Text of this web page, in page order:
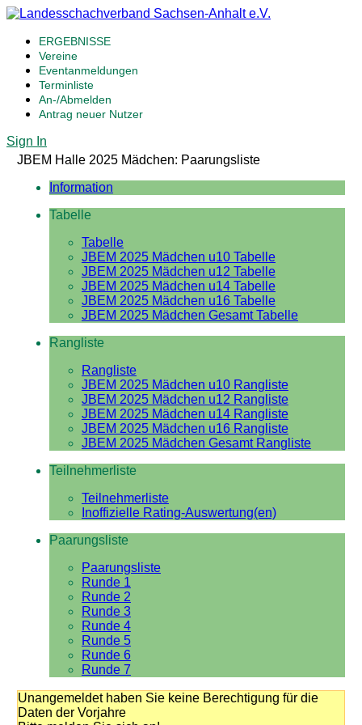
ERGEBNISSE
Vereine
Eventanmeldungen
Terminliste
An-/Abmelden
Antrag neuer Nutzer
Sign In
JBEM Halle 2025 Mädchen: Paarungsliste
Information
Tabelle
Tabelle
JBEM 2025 Mädchen u10 Tabelle
JBEM 2025 Mädchen u12 Tabelle
JBEM 2025 Mädchen u14 Tabelle
JBEM 2025 Mädchen u16 Tabelle
JBEM 2025 Mädchen Gesamt Tabelle
Rangliste
Rangliste
JBEM 2025 Mädchen u10 Rangliste
JBEM 2025 Mädchen u12 Rangliste
JBEM 2025 Mädchen u14 Rangliste
JBEM 2025 Mädchen u16 Rangliste
JBEM 2025 Mädchen Gesamt Rangliste
Teilnehmerliste
Teilnehmerliste
Inoffizielle Rating-Auswertung(en)
Paarungsliste
Paarungsliste
Runde 1
Runde 2
Runde 3
Runde 4
Runde 5
Runde 6
Runde 7
Unangemeldet haben Sie keine Berechtigung für die
Daten der Vorjahre